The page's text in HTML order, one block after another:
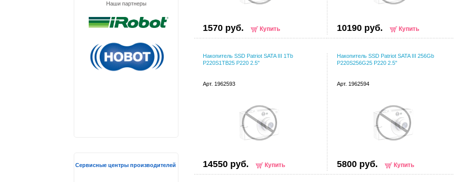
1570 руб. Купить 10190 руб. Купить
Накопитель SSD Patriot SATA III 1Tb
P220S1TB25 P220 2.5"
Арт. 1962593
14550 руб. Купить
Накопитель SSD Patriot SATA III 256Gb
P220S256G25 P220 2.5"
Арт. 1962594
5800 руб. Купить
Наши партнеры
Сервисные центры производителей